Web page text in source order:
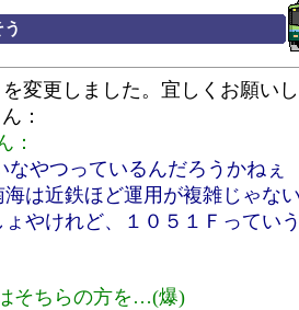
変更しました。宜しくお願い
：
：
なやつっているんだろうかねぇ
海は近鉄ほど運用が複雑じゃな
やけれど、１０５１Ｆってい
そちらの方を…(爆)